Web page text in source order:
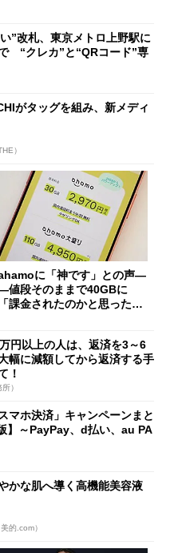
”改札、東京メトロ上野駅に
“クレカ”と“QRコード”専
がタッグを組み、新メディ
）
に「神です」との声―
値段そのままで40GBに
「課金されたのかと思った」
円以上の人は、返済を3～6
幅に減額してから返済する手
！
）
マホ決済」キャンペーンまと
】～PayPay、d払い、au PA
かな肌へ導く高機能美容液
的.com）